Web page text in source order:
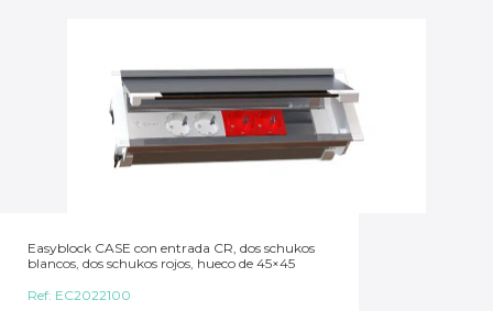
Easyblock CASE con entrada CR, dos schukos
blancos, dos schukos rojos, hueco de 45×45
Ref: EC2022100